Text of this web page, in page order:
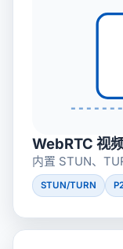
WebRTC 视
内置 STUN、
STUN/TURN